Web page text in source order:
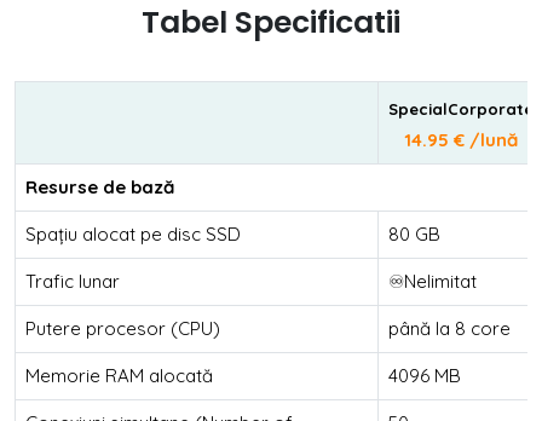
Tabel Specificatii
SpecialCorporate
14.95 € /lună
Resurse de bază
Spațiu alocat pe disc SSD 80 GB
Trafic lunar ♾️Nelimitat
Putere procesor (CPU) până la 8 core
Memorie RAM alocată 4096 MB